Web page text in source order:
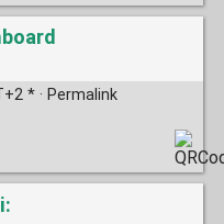
* · Permalink